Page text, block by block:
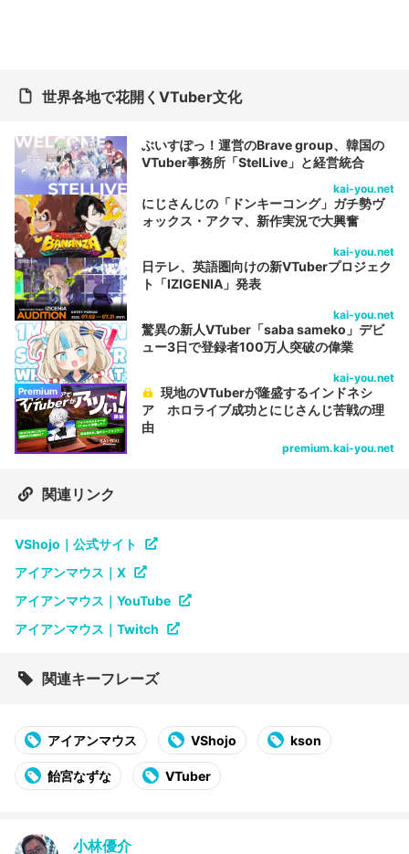
世界各地で花開くVTuber文化
ぶいすぽっ！運営のBrave group、韓国の
VTuber事務所「StelLive」と経営統合
kai-you.net
にじさんじの「ドンキーコング」ガチ勢ヴ
ォックス・アクマ、新作実況で大興奮
kai-you.net
日テレ、英語圏向けの新VTuberプロジェク
ト「IZIGENIA」発表
kai-you.net
驚異の新人VTuber「saba sameko」デビ
ュー3日で登録者100万人突破の偉業
kai-you.net
Premium
現地のVTuberが隆盛するインドネシ
ア ホロライブ成功とにじさんじ苦戦の理
由
premium.kai-you.net
関連リンク
VShojo｜公式サイト
アイアンマウス｜X
アイアンマウス｜YouTube
アイアンマウス｜Twitch
関連キーフレーズ
アイアンマウス VShojo kson
飴宮なずな VTuber
小林優介